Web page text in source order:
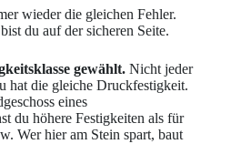
wieder die gleichen Fehler.
du auf der sicheren Seite.
gewählt. Nicht jeder
hat die gleiche Druckfestigkeit.
eines
du höhere Festigkeiten als für
Wer hier am Stein spart, baut